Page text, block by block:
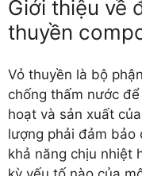
Giới thiệu về
thuyền
Vỏ thuyền là bộ
chống thấm nước
hoạt và sản xuất
lượng phải đảm bảo
khả năng chịu nhiệt